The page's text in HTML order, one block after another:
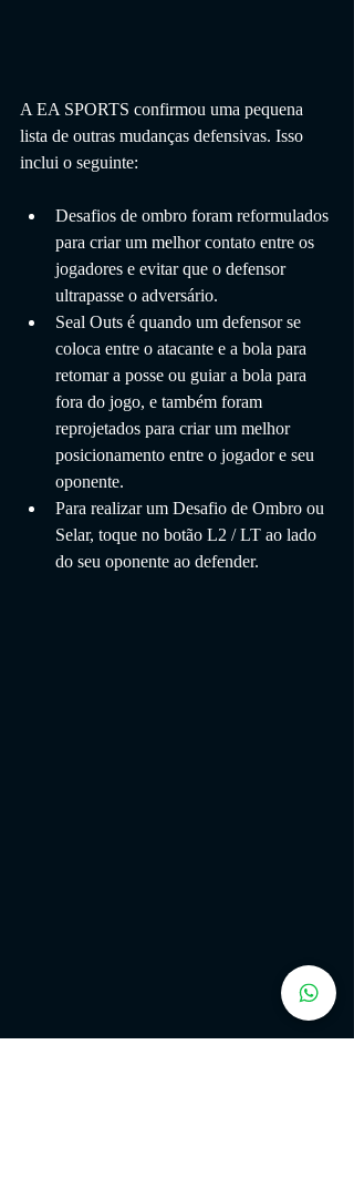
A EA SPORTS confirmou uma pequena
lista de outras mudanças defensivas. Isso
inclui o seguinte:
Desafios de ombro foram reformulados
para criar um melhor contato entre os
jogadores e evitar que o defensor
ultrapasse o adversário.
Seal Outs é quando um defensor se
coloca entre o atacante e a bola para
retomar a posse ou guiar a bola para
fora do jogo, e também foram
reprojetados para criar um melhor
posicionamento entre o jogador e seu
oponente.
Para realizar um Desafio de Ombro ou
Selar, toque no botão L2 / LT ao lado
do seu oponente ao defender.